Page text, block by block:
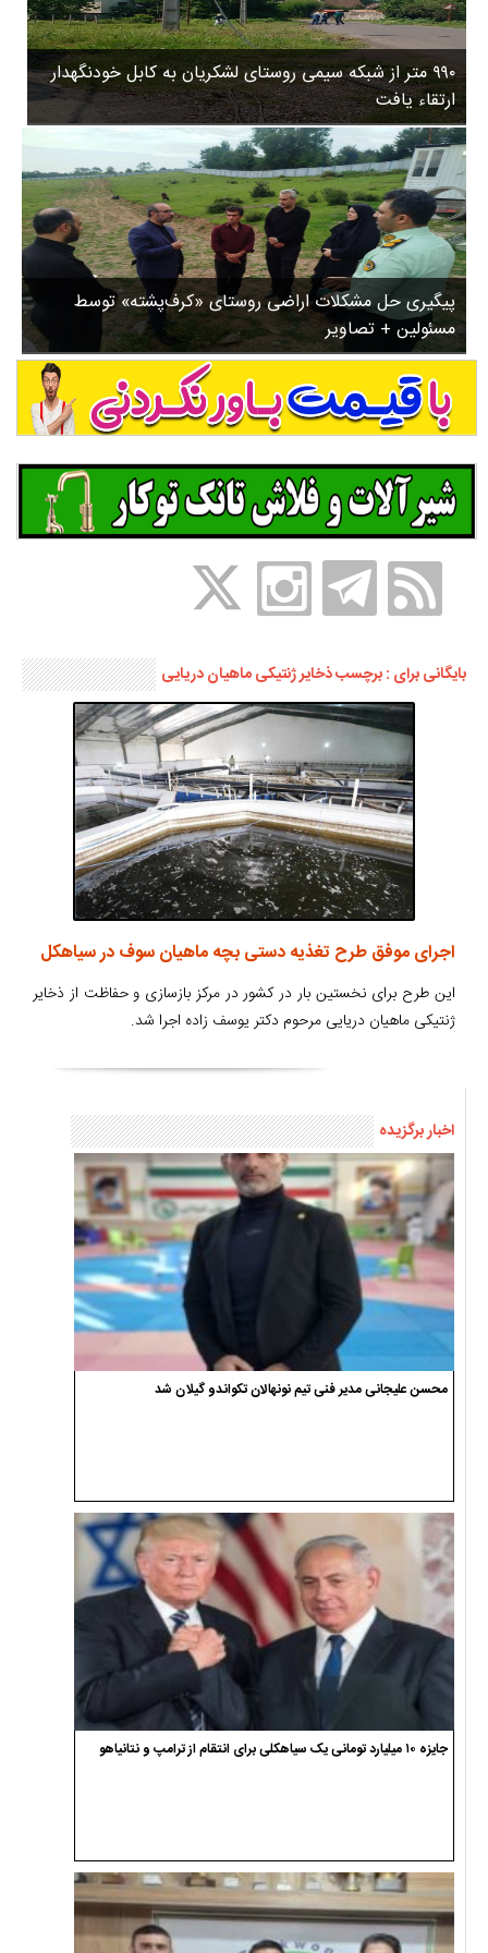
روستاها
ورزشی
سیاسی
چندرسانه ای
مسیر گردشگری دیلمان
درباره ما
۹۹۰ متر از شبکه سیمی روستای لشکریان به کابل خودنگهدار
ارتقاء یافت
پیگیری حل مشکلات اراضی روستای «کرف‌پشته» توسط
مسئولین + تصاویر
۳
۵
۸
ب
ا
ز
ن
ش
س
ت
ش
د
.
بایگانی برای : برچسب ذخایر ژنتیکی ماهیان دریایی
اجرای موفق طرح تغذیه دستی بچه ماهیان سوف در سیاهکل
این طرح برای نخستین بار در کشور در مرکز بازسازی و حفاظت از ذخایر
ژنتیکی ماهیان دریایی مرحوم دکتر یوسف زاده اجرا شد.
اخبار برگزیده
محسن علیجانی مدیر فنی تیم نونهالان تکواندو گیلان شد
جایزه ۱۰ میلیارد تومانی یک سیاهکلی برای انتقام از ترامپ و نتانیاهو